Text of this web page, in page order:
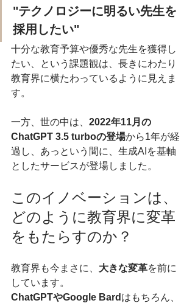
"テクノロジーに明るい先生を
採用したい"
十分な教育予算や優秀な先生を獲得し
たい、という課題観は、長きにわたり
教育界に横たわっているように見えま
す。
一方、世の中は、 2022年11月の
ChatGPT 3.5 turboの登場から1年が経
過し、あっという間に、生成AIを基軸
としたサービスが登場しました。
このイノベーションは、
どのように教育界に変革
をもたらすのか？
教育界も今まさに、 大きな変革を前に
しています。
ChatGPTやGoogle Bard はもちろん、